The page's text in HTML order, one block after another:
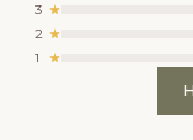
3
2
1